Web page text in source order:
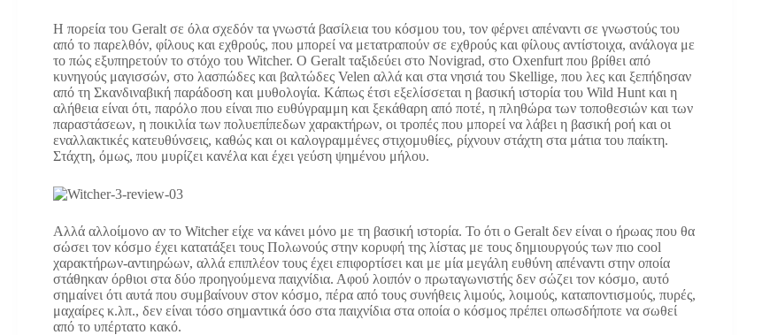
Η πορεία του Geralt σε όλα σχεδόν τα γνωστά βασίλεια του κόσμου του, τον φέρνει απέναντι σε γνωστούς του
από το παρελθόν, φίλους και εχθρούς, που μπορεί να μετατραπούν σε εχθρούς και φίλους αντίστοιχα, ανάλογα με
το πώς εξυπηρετούν το στόχο του Witcher. Ο Geralt ταξιδεύει στο Novigrad, στο Oxenfurt που βρίθει από
κυνηγούς μαγισσών, στο λασπώδες και βαλτώδες Velen αλλά και στα νησιά του Skellige, που λες και ξεπήδησαν
από τη Σκανδιναβική παράδοση και μυθολογία. Kάπως έτσι εξελίσσεται η βασική ιστορία του Wild Hunt και η
αλήθεια είναι ότι, παρόλο που είναι πιο ευθύγραμμη και ξεκάθαρη από ποτέ, η πληθώρα των τοποθεσιών και των
παραστάσεων, η ποικιλία των πολυεπίπεδων χαρακτήρων, οι τροπές που μπορεί να λάβει η βασική ροή και οι
εναλλακτικές κατευθύνσεις, καθώς και οι καλογραμμένες στιχομυθίες, ρίχνουν στάχτη στα μάτια του παίκτη.
Στάχτη, όμως, που μυρίζει κανέλα και έχει γεύση ψημένου μήλου.
Aλλά αλλοίμονο αν το Witcher είχε να κάνει μόνο με τη βασική ιστορία. Το ότι ο Geralt δεν είναι ο ήρωας που θα
σώσει τον κόσμο έχει κατατάξει τους Πολωνούς στην κορυφή της λίστας με τους δημιουργούς των πιο cool
χαρακτήρων-αντιηρώων, αλλά επιπλέον τους έχει επιφορτίσει και με μία μεγάλη ευθύνη απέναντι στην οποία
στάθηκαν όρθιοι στα δύο προηγούμενα παιχνίδια. Αφού λοιπόν ο πρωταγωνιστής δεν σώζει τον κόσμο, αυτό
σημαίνει ότι αυτά που συμβαίνουν στον κόσμο, πέρα από τους συνήθεις λιμούς, λοιμούς, καταποντισμούς, πυρές,
μαχαίρες κ.λπ., δεν είναι τόσο σημαντικά όσο στα παιχνίδια στα οποία ο κόσμος πρέπει οπωσδήποτε να σωθεί
από το υπέρτατο κακό.